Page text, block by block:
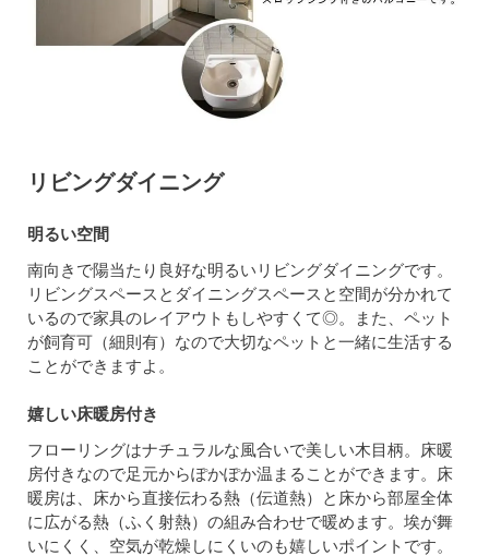
リビングダイニング
明るい空間
南向きで陽当たり良好な明るいリビングダイニングです。
リビングスペースとダイニングスペースと空間が分かれて
いるので家具のレイアウトもしやすくて◎。また、ペット
が飼育可（細則有）なので大切なペットと一緒に生活する
ことができますよ。
嬉しい床暖房付き
フローリングはナチュラルな風合いで美しい木目柄。床暖
房付きなので足元からぽかぽか温まることができます。床
暖房は、床から直接伝わる熱（伝道熱）と床から部屋全体
に広がる熱（ふく射熱）の組み合わせで暖めます。埃が舞
いにくく、空気が乾燥しにくいのも嬉しいポイントです。